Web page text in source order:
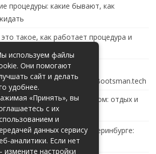
процедуры: какие бывают, как
такое, как работает процедура и
ждать
в России: обзор
развития сайта Bootsman.tech
в Тольятти с бассейном: отдых и
городом
с деменцией в Екатеринбурге:
используем файлы
Они помогают
сайт и делать
удобнее.
«Принять», вы
с их
и
данных сервису
аналитики. Если нет
измените настройки